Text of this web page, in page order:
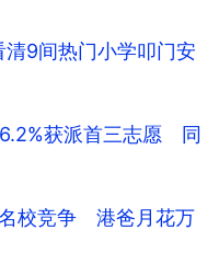
9间热门小学叩门安
获派首三志愿 同
校竞争 港爸月花万